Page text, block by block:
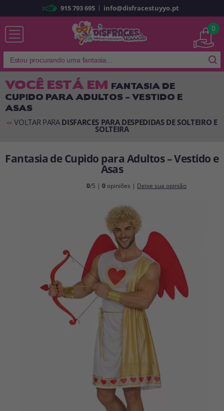
Já sou cliente
Lembrar-me Esqueceu sua senha?
ENTRAR
É a minha primeira vez
Sou novo
pedidos e consultar suas operações anteriores.
Vá em frente! Estávamos esperando por você.
CRIAR CONTA
915 793 695 | info@disfracestuyyo.pt
0
VOCÊ ESTÁ EM FANTASIA DE
CUPIDO PARA ADULTOS – VESTIDO E
ASAS
<< VOLTAR PARA DISFARCES PARA DESPEDIDAS DE SOLTEIRO E
SOLTEIRA
Fantasia de Cupido para Adultos – Vestido e
Asas
0/5 |0 opiniões | Deixe sua opinião